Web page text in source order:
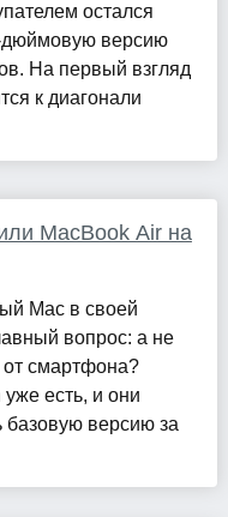
остался
дюймовую версию
На первый взгляд
к диагонали
MacBook Air на
Mac в своей
вопрос: а не
от смартфона?
есть, и они
базовую версию за